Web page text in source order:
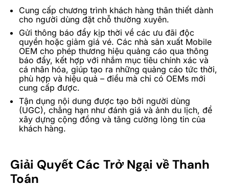
Cung cấp chương trình khách hàng thân thiết dành
cho người dùng đặt chỗ thường xuyên.
Gửi thông báo đẩy kịp thời về các ưu đãi độc
quyền hoặc giảm giá vé. Các nhà sản xuất Mobile
OEM cho phép thương hiệu quảng cáo qua thông
báo đẩy, kết hợp với nhắm mục tiêu chính xác và
cá nhân hóa, giúp tạo ra những quảng cáo tức thời,
phù hợp và hiệu quả – điều mà chỉ có OEMs mới
cung cấp được.
Tận dụng nội dung được tạo bởi người dùng
(UGC), chẳng hạn như đánh giá và ảnh du lịch, để
xây dựng cộng đồng và tăng cường lòng tin của
khách hàng.
Giải Quyết Các Trở Ngại về Thanh
Toán